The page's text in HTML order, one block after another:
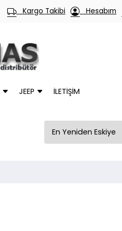
Kargo Takibi Hesabım
JEEP İLETİŞİM